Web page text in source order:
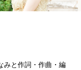
みと作詞・作曲・編